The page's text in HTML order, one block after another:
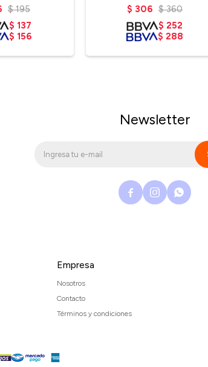
$ 195
$ 137
$ 156
col.
$ 306 $ 360
$ 252
$ 288
Empresa
Nosotros
Contacto
Términos y condiciones
Newsletter
  